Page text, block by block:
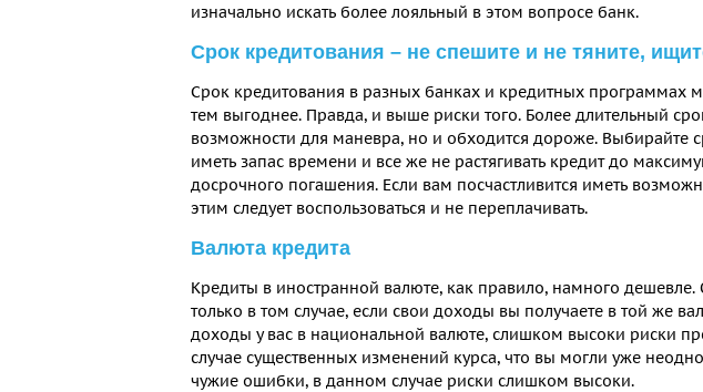
изначально искать более лояльный в этом вопросе банк.
Срок кредитования – не спешите и не тяните,
Срок кредитования в разных банках и кредитных программах
тем выгоднее. Правда, и выше риски того. Более длительный
возможности для маневра, но и обходится дороже. Выбирайте
иметь запас времени и все же не растягивать кредит до
досрочного погашения. Если вам посчастливится иметь
этим следует воспользоваться и не переплачивать.
Валюта кредита
Кредиты в иностранной валюте, как правило, намного
только в том случае, если свои доходы вы получаете в той же
доходы у вас в национальной валюте, слишком высоки риски
случае существенных изменений курса, что вы могли уже
чужие ошибки, в данном случае риски слишком высоки.